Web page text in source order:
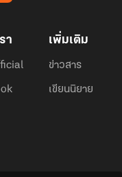
า เพิ่มเติม
ข่าวสาร
เขียนนิยาย